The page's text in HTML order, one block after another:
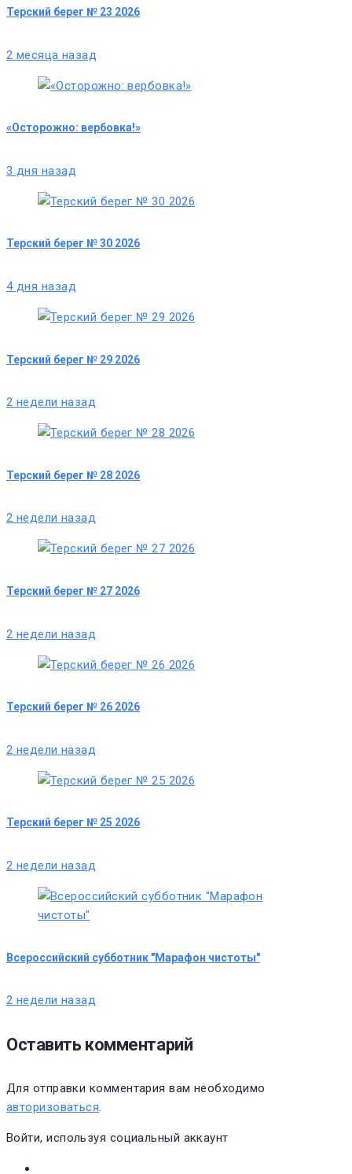
Терский берег № 23 2026
2 месяца назад
«Осторожно: вербовка!»
3 дня назад
Терский берег № 30 2026
4 дня назад
Терский берег № 29 2026
2 недели назад
Терский берег № 28 2026
2 недели назад
Терский берег № 27 2026
2 недели назад
Терский берег № 26 2026
2 недели назад
Терский берег № 25 2026
2 недели назад
Всероссийский субботник "Марафон чистоты"
2 недели назад
Оставить комментарий
Для отправки комментария вам необходимо
авторизоваться.
Войти, используя социальный аккаунт